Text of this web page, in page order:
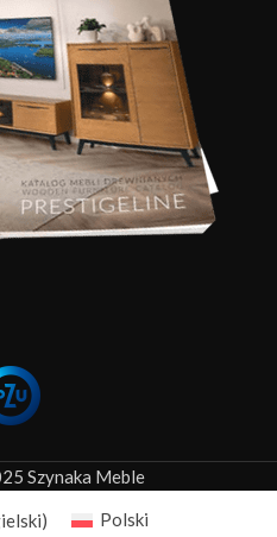
Szynaka Meble
) Polski